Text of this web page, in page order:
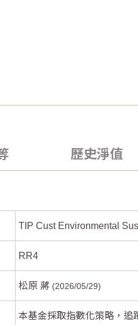
歷史淨值
TIP Cust Environmental
RR4
松原 蔣 2026/05/29
本基金採取指數化策略，追